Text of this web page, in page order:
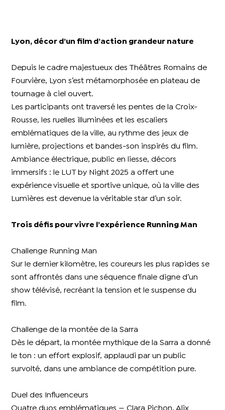
Lyon, décor d’un film d’action grandeur nature
Depuis le cadre majestueux des Théâtres Romains de
Fourvière, Lyon s’est métamorphosée en plateau de
tournage à ciel ouvert.
Les participants ont traversé les pentes de la Croix-
Rousse, les ruelles illuminées et les escaliers
emblématiques de la ville, au rythme des jeux de
lumière, projections et bandes-son inspirés du film.
Ambiance électrique, public en liesse, décors
immersifs : le LUT by Night 2025 a offert une
expérience visuelle et sportive unique, où la ville des
Lumières est devenue la véritable star d’un soir.
Trois défis pour vivre l’expérience Running Man
Challenge Running Man
Sur le dernier kilomètre, les coureurs les plus rapides se
sont affrontés dans une séquence finale digne d’un
show télévisé, recréant la tension et le suspense du
film.
Challenge de la montée de la Sarra
Dès le départ, la montée mythique de la Sarra a donné
le ton : un effort explosif, applaudi par un public
survolté, dans une ambiance de compétition pure.
Duel des Influenceurs
Quatre duos emblématiques — Clara Pichon, Alix